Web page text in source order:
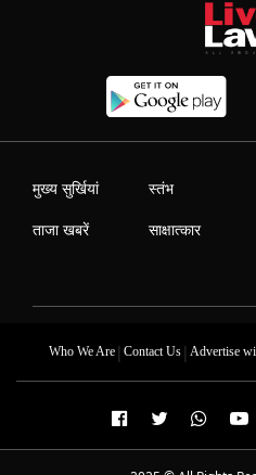
मुख्य सुर्खियां
ताजा खबरें
स्तंभ
साक्षात्कार
Who We Are| Contact Us| Advertise